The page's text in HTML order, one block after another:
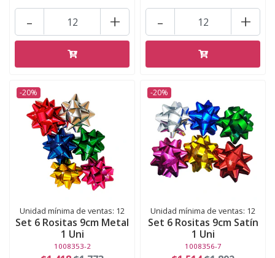
+
- +
-
-20%
Unidad mínima de ventas: 12
Set 6 Rositas 9cm Metal
1 Uni
1008353-2
-20%
Unidad mínima de ventas: 12
Set 6 Rositas 9cm Satín
1 Uni
1008356-7